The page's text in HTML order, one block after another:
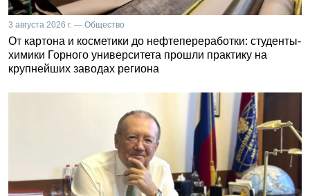
3 августа 2026 г. — Общество
От картона и косметики до нефтепереработки: студенты-
химики Горного университета прошли практику на
крупнейших заводах региона